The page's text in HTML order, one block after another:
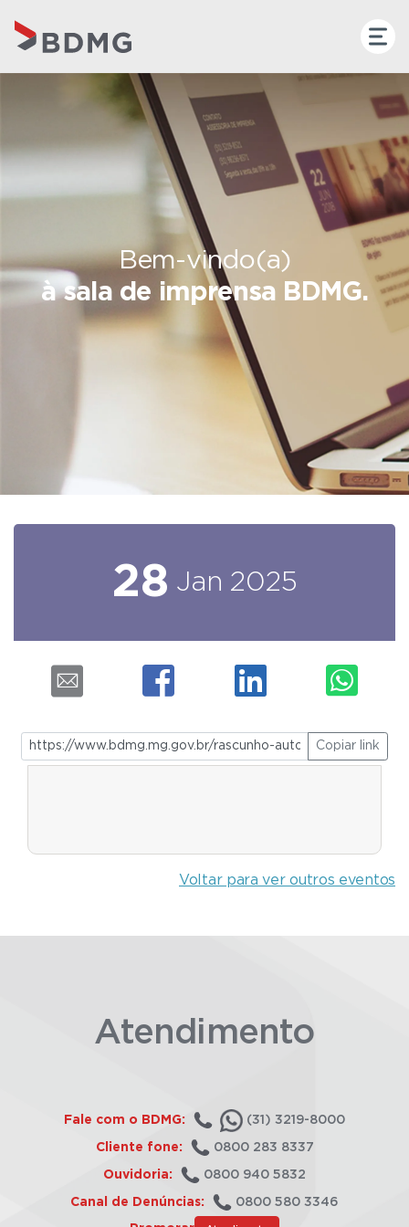
Bem-vindo(a)
à sala de imprensa BDMG.
28 Jan 2025
Copiar link
Voltar para ver outros eventos
Atendimento
Fale com o BDMG: (31) 3219-8000
Cliente fone: 0800 283 8337
Ouvidoria: 0800 940 5832
Canal de Denúncias: 0800 580 3346